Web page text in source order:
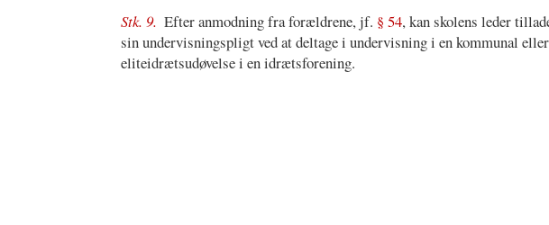
Stk. 9. Efter anmodning fra forældrene, jf. § 54, kan skolens leder
sin undervisningspligt ved at deltage i undervisning i en kommunal
eliteidrætsudøvelse i en idrætsforening.